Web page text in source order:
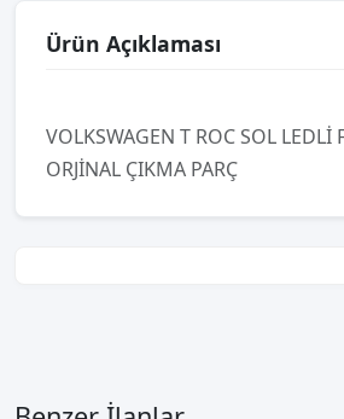
Ürün Açıklaması
VOLKSWAGEN T ROC SOL LEDLİ
ORJİNAL ÇIKMA PARÇ